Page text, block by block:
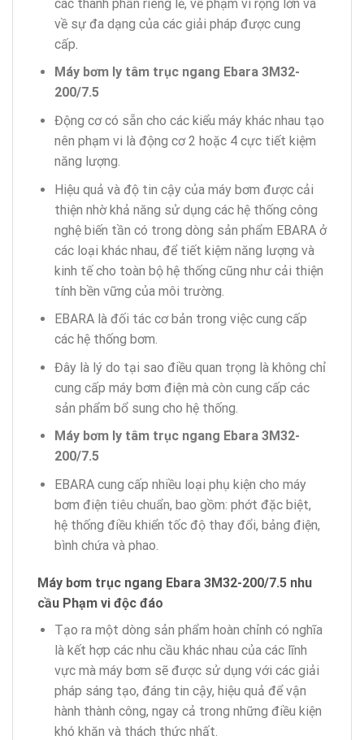
các thành phần riêng lẻ, về phạm vi rộng lớn và
về sự đa dạng của các giải pháp được cung
cấp.
Máy bơm ly tâm trục ngang Ebara 3M32-
200/7.5
Động cơ có sẵn cho các kiểu máy khác nhau tạo
nên phạm vi là động cơ 2 hoặc 4 cực tiết kiệm
năng lượng.
Hiệu quả và độ tin cậy của máy bơm được cải
thiện nhờ khả năng sử dụng các hệ thống công
nghệ biến tần có trong dòng sản phẩm EBARA ở
các loại khác nhau, để tiết kiệm năng lượng và
kinh tế cho toàn bộ hệ thống cũng như cải thiện
tính bền vững của môi trường.
EBARA là đối tác cơ bản trong việc cung cấp
các hệ thống bơm.
Đây là lý do tại sao điều quan trọng là không chỉ
cung cấp máy bơm điện mà còn cung cấp các
sản phẩm bổ sung cho hệ thống.
Máy bơm ly tâm trục ngang Ebara 3M32-
200/7.5
EBARA cung cấp nhiều loại phụ kiện cho máy
bơm điện tiêu chuẩn, bao gồm: phớt đặc biệt,
hệ thống điều khiển tốc độ thay đổi, bảng điện,
bình chứa và phao.
Máy bơm trục ngang Ebara 3M32-200/7.5 nhu
cầu Phạm vi độc đáo
Tạo ra một dòng sản phẩm hoàn chỉnh có nghĩa
là kết hợp các nhu cầu khác nhau của các lĩnh
vực mà máy bơm sẽ được sử dụng với các giải
pháp sáng tạo, đáng tin cậy, hiệu quả để vận
hành thành công, ngay cả trong những điều kiện
khó khăn và thách thức nhất.